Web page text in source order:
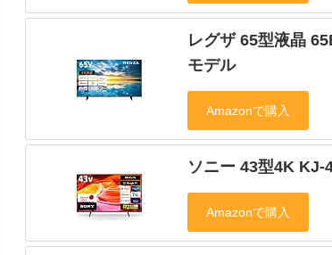
レグザ 65型液晶
モデル
ソニー 43型4K KJ-